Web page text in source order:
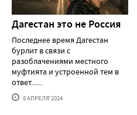
Дагестан это не Россия
Последнее время Дагестан
бурлит в связи с
разоблачениями местного
муфтията и устроенной тем в
ответ......
8 АПРЕЛЯ'2024